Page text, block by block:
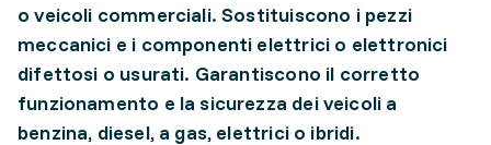
o veicoli commerciali. Sostituiscono i pezzi
meccanici e i componenti elettrici o elettronici
difettosi o usurati. Garantiscono il corretto
funzionamento e la sicurezza dei veicoli a
benzina, diesel, a gas, elettrici o ibridi.